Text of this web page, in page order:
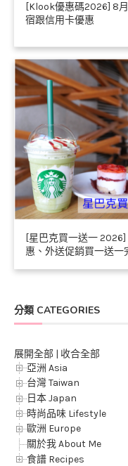
[Klook優惠碼2026] 8
宿跟信用卡優惠
[星巴克買一送一
惠、外送促銷買一送一
分類 CATEGORIES
展開全部 | 收合全部
亞洲 Asia
台灣 Taiwan
日本 Japan
時尚品味 Lifestyle
歐洲 Europe
關於我 About Me
食譜 Recipes